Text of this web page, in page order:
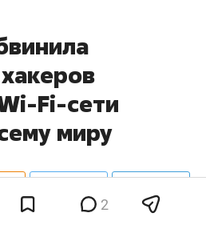
Fi-сети
миру
2